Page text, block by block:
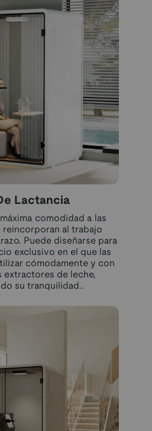
Lactancia
comodidad a las
reincorporan al trabajo
Puede diseñarse para
exclusivo en el que las
cómodamente y con
extractores de leche,
su tranquilidad..